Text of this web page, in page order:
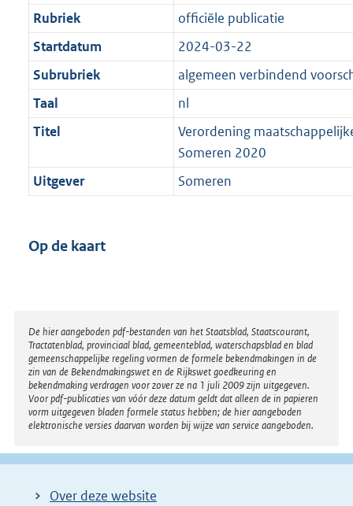
Rubriek
officiële publicatie
Startdatum
2024-03-22
Subrubriek
algemeen verbindend
Taal
nl
Titel
Verordening
Someren 2020
Uitgever
Someren
Op de kaart
Disclaimer
De hier aangeboden pdf-bestanden van het Staatsblad, Staatscourant,
Tractatenblad, provinciaal blad, gemeenteblad, waterschapsblad en blad
gemeenschappelijke regeling vormen de formele bekendmakingen in de
zin van de Bekendmakingswet en de Rijkswet goedkeuring en
bekendmaking verdragen voor zover ze na 1 juli 2009 zijn uitgegeven.
Voor pdf-publicaties van vóór deze datum geldt dat alleen de in papieren
vorm uitgegeven bladen formele status hebben; de hier aangeboden
elektronische versies daarvan worden bij wijze van service aangeboden.
Over deze website